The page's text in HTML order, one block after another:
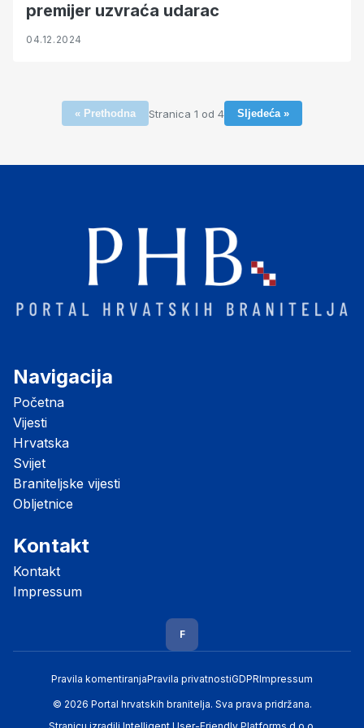
premijer uzvraća udarac
04.12.2024
« Prethodna Stranica 1 od 4 Sljedeća »
Navigacija
Početna
Vijesti
Hrvatska
Svijet
Braniteljske vijesti
Obljetnice
Kontakt
Kontakt
Impressum
F
Pravila komentiranjaPravila privatnostiGDPRImpressum
© 2026 Portal hrvatskih branitelja. Sva prava pridržana.